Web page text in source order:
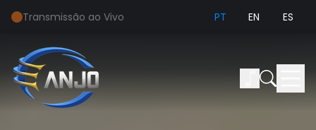
Transmissão ao Vivo PT EN ES